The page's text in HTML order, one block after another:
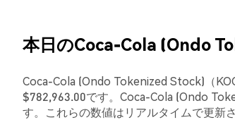
本日のCoca-Cola (Ondo
Coca-Cola (Ondo Tokenized Stock)（
$782,963.00です。Coca-Cola (Ondo
す。これらの数値はリアルタイムで更新